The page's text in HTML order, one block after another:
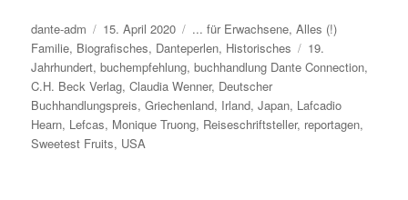
Autor
dante-adm
Veröffentlicht
am
15. April 2020 Kategorien
... für Erwachsene,Alles (!)
Familie, Biografisches, Danteperlen, Historisches Schlagwörter
19.
Jahrhundert,buchempfehlung,buchhandlung Dante Connection,
C.H. Beck Verlag,Claudia Wenner, Deutscher
Buchhandlungspreis,Griechenland, Irland,Japan, Lafcadio
Hearn, Lefcas, Monique Truong, Reiseschriftsteller, reportagen,
Sweetest Fruits, USA